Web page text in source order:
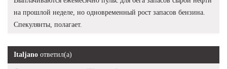
на прошлой неделе, но одновременный рост запасов бензина.
Спекулянты, полагает.
Italjano ответил(а)